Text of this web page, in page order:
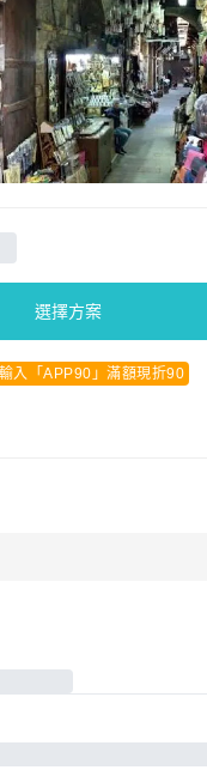
選擇方案
入「APP90」滿額現折90